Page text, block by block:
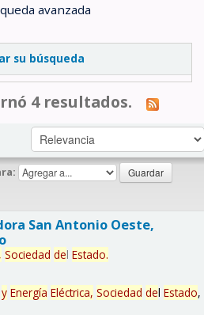
avanzada
su búsqueda
4 resultados.
San Antonio Oeste,
Sociedad del Estado.
y Energía Eléctrica, Sociedad del Estado,